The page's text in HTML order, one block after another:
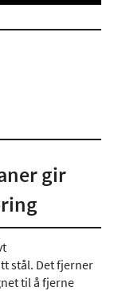
gir
stål. Det fjerner
til å fjerne